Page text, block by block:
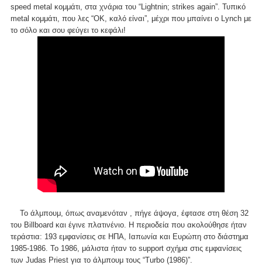
speed metal κομμάτι, στα χνάρια του “Lightnin; strikes again”. Τυπικό
metal κομμάτι, που λες “OK, καλό είναι”, μέχρι που μπαίνει ο Lynch με
το σόλο και σου φεύγει το κεφάλι!
Το άλμπουμ, όπως αναμενόταν , πήγε άψογα, έφτασε στη θέση 32
του Billboard και έγινε πλατινένιο. Η περιοδεία που ακολούθησε ήταν
τεράστια: 193 εμφανίσεις σε ΗΠΑ, Ιαπωνία και Ευρώπη στο διάστημα
1985-1986. Το 1986, μάλιστα ήταν το support σχήμα στις εμφανίσεις
των Judas Priest για το άλμπουμ τους “Turbo (1986)”.